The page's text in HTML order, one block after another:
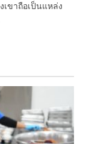
ขาถือเป็นแหล่ง